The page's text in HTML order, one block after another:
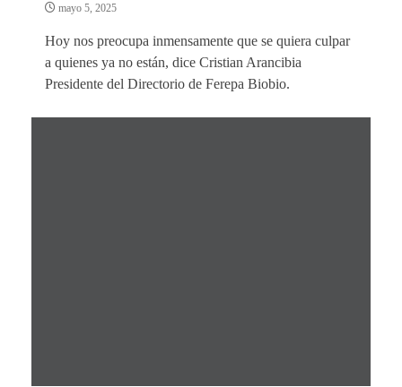
mayo 5, 2025
Hoy nos preocupa inmensamente que se quiera culpar
a quienes ya no están, dice Cristian Arancibia
Presidente del Directorio de Ferepa Biobio.